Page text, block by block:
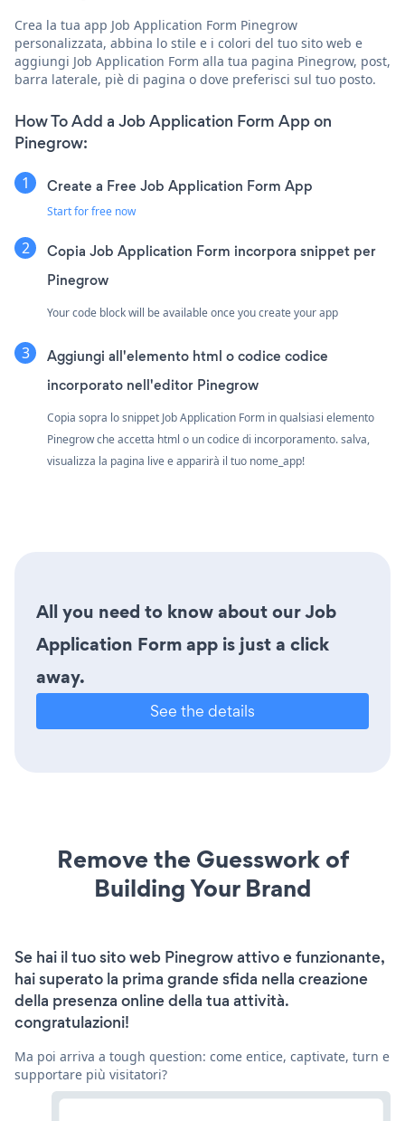
Crea la tua app Job Application Form Pinegrow
personalizzata, abbina lo stile e i colori del tuo sito web e
aggiungi Job Application Form alla tua pagina Pinegrow, post,
barra laterale, piè di pagina o dove preferisci sul tuo posto.
How To Add a Job Application Form App on
Pinegrow:
Create a Free Job Application Form App
Start for free now
Copia Job Application Form incorpora snippet per
Pinegrow
Your code block will be available once you create your app
Aggiungi all'elemento html o codice codice
incorporato nell'editor Pinegrow
Copia sopra lo snippet Job Application Form in qualsiasi elemento
Pinegrow che accetta html o un codice di incorporamento. salva,
visualizza la pagina live e apparirà il tuo nome_app!
All you need to know about our Job
Application Form app is just a click
away.
See the details
Remove the Guesswork of
Building Your Brand
Se hai il tuo sito web Pinegrow attivo e funzionante,
hai superato la prima grande sfida nella creazione
della presenza online della tua attività.
congratulazioni!
Ma poi arriva a tough question: come entice, captivate, turn e
supportare più visitatori?